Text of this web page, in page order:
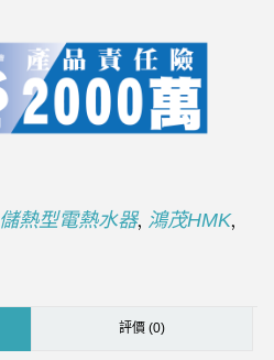
儲熱型電熱水器, 鴻茂HMK,
評價 (0)